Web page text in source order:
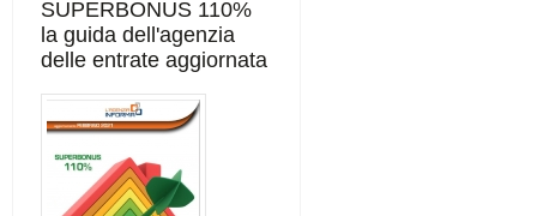
SUPERBONUS 110%
la guida dell'agenzia
delle entrate aggiornata